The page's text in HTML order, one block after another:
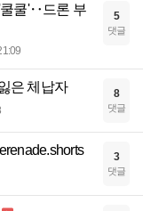
쿨쿨'‥드론 부
5
댓글
은 체납자 8
댓글
3
댓글